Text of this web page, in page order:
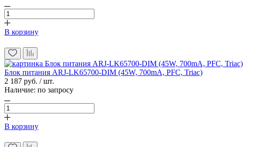
В корзину
Блок питания ARJ-LK65700-DIM (45W, 700mA, PFC, Triac)
2 187 руб. / шт.
Наличие: по запросу
В корзину